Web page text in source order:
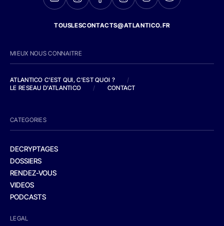
TOUSLESCONTACTS@ATLANTICO.FR
MIEUX NOUS CONNAITRE
ATLANTICO C'EST QUI, C'EST QUOI ?
/
LE RESEAU D'ATLANTICO
/ CONTACT
CATEGORIES
DECRYPTAGES
DOSSIERS
RENDEZ-VOUS
VIDEOS
PODCASTS
LEGAL